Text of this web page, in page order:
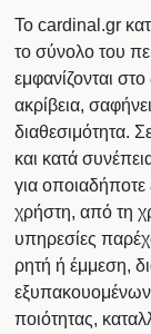
Το cardinal.gr
το σύνολο του
εμφανίζονται
ακρίβεια,
διαθεσιμότητα.
και κατά
για οποιαδήποτε
χρήστη, από τη
υπηρεσίες
ρητή ή έμμεση,
εξυπακουομένων
ποιότητας,